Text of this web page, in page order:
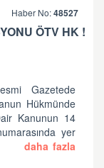
Haber No:48527
ÖTV HK !
Gazetede
Hükmünde
Kanunun 14
yer
daha fazla